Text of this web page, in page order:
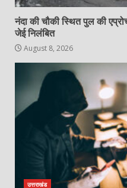
नंदा की चौकी स्थित पुल की
जेई निलंबित
August 8, 2026
उत्तराखंड